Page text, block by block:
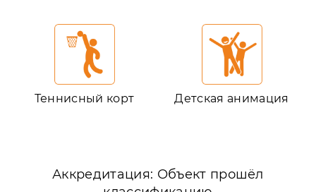
Теннисный корт Детская анимация
Аккредитация: Объект прошёл